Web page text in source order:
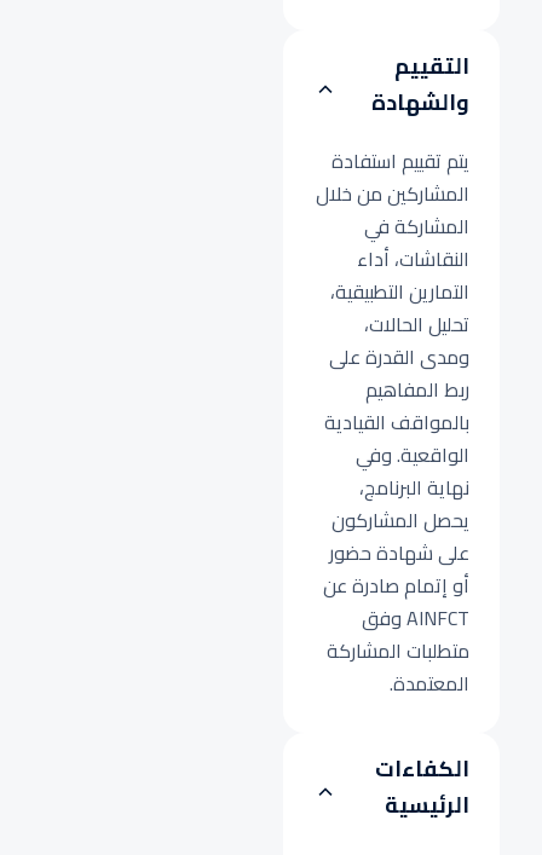
التقييم
والشهادة
يتم تقييم استفادة
المشاركين من خلال
المشاركة في
النقاشات، أداء
التمارين التطبيقية،
تحليل الحالات،
ومدى القدرة على
ربط المفاهيم
بالمواقف القيادية
الواقعية. وفي
نهاية البرنامج،
يحصل المشاركون
على شهادة حضور
أو إتمام صادرة عن
AINFCT وفق
متطلبات المشاركة
المعتمدة.
الكفاءات
الرئيسية